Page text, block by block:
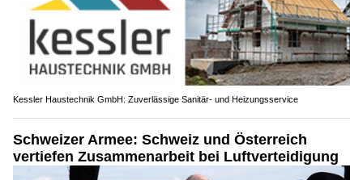
Kessler Haustechnik GmbH: Zuverlässige Sanitär- und Heizungsservice
Schweizer Armee: Schweiz und Österreich
vertiefen Zusammenarbeit bei Luftverteidigung